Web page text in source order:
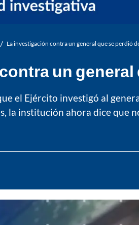
/ La investigación contra un general que se perdió
un
el Ejército investigó al
la institución ahora dice que